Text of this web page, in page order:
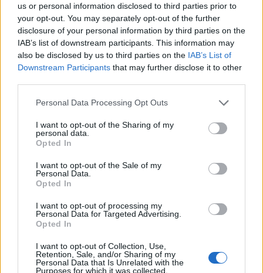
us or personal information disclosed to third parties prior to
your opt-out. You may separately opt-out of the further
disclosure of your personal information by third parties on the
IAB’s list of downstream participants. This information may
also be disclosed by us to third parties on the IAB’s List of
Downstream Participants that may further disclose it to other
Personal Data Processing Opt Outs
I want to opt-out of the Sharing of my
personal data.
Opted In
I want to opt-out of the Sale of my
Personal Data.
Opted In
I want to opt-out of processing my
Personal Data for Targeted Advertising.
Opted In
I want to opt-out of Collection, Use,
Retention, Sale, and/or Sharing of my
Personal Data that Is Unrelated with the
Purposes for which it was collected.
Charles Barkley
Στη Φιλαδέλφεια όλοι τον ήξεραν ως34. Για λίγο
φορέας του HIV. Στο Φοίνιξ επέστρεψε στο 34 και
εκεί κατέκτησε το μοναδικό Βραβείο MVP της
καριέρας του, για να κλείσει την καριέρα του στο
Χιούστον με το
4
Ναι, ακόμη και ο Sir Charles είχε περισσότερες
Δευτέρα.